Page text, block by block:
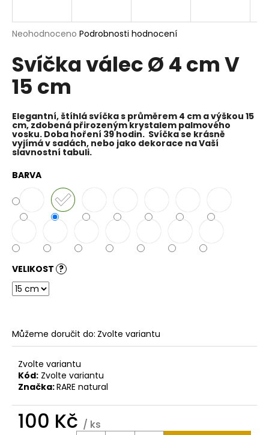
Průměrné
produktu
je
0,0
hvězdiček.
Neohodnoceno Podrobnosti hodnocení
Svíčka válec Ø 4 cm V
15 cm
Elegantní, štíhlá svíčka s průměrem 4 cm a výškou 15
cm, zdobená přirozeným krystalem palmového
vosku. Doba hoření 39 hodin. Svíčka se krásně
vyjímá v sadách, nebo jako dekorace na Vaší
slavnostní tabuli.
BARVA
VELIKOST ?
Můžeme doručit do: Zvolte variantu
Zvolte variantu
Kód: Zvolte variantu
Značka:RARE natural
100 Kč / ks
j
t
?
HLEDAT
D
o
p
o
r
č
u
j
e
SVÍČKA
VÁLEC
Ø
9,6
CM